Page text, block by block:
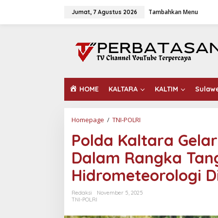
Jumat, 7 Agustus 2026 Tambahkan Menu
HOME KALTARA KALTIM
Homepage / TNI-POLRI
l
d
a
K
a
l
t
Polda Kaltara
Dalam Rangka
Hidrometeorologi
Redaksi
November 5, 2025
TNI-POLRI